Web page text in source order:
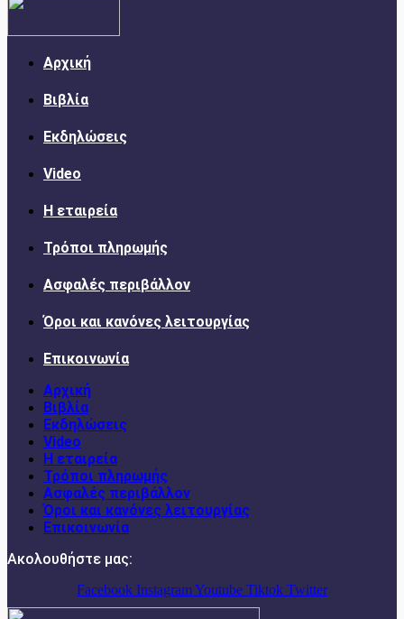
Αρχική
Βιβλία
Εκδηλώσεις
Video
Η εταιρεία
Τρόποι πληρωμής
Ασφαλές περιβάλλον
Όροι και κανόνες λειτουργίας
Επικοινωνία
Αρχική
Βιβλία
Εκδηλώσεις
Video
Η εταιρεία
Τρόποι πληρωμής
Ασφαλές περιβάλλον
Όροι και κανόνες λειτουργίας
Επικοινωνία
Ακολουθήστε μας:
Facebook InstagramYoutube Tiktok Twitter